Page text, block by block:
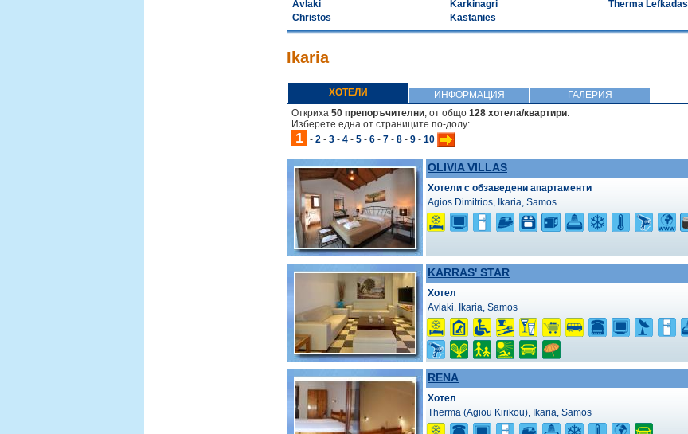
Avlaki
Christos
Karkinagri
Kastanies
Therma Lefkadas
Ikaria
ХОТЕЛИ ИНФОРМАЦИЯ
ГАЛЕРИЯ
Откриха 50 препоръчителни, от общо 128 хотела/квартири.
Изберете една от страниците по-долу:
1 - 2 - 3 - 4 - 5 - 6 - 7 - 8 - 9 - 10
OLIVIA VILLAS
Хотели с обзаведени апартаменти
Agios Dimitrios, Ikaria, Samos
KARRAS' STAR
Хотел
Avlaki, Ikaria, Samos
RENA
Хотел
Therma (Agiou Kirikou), Ikaria, Samos